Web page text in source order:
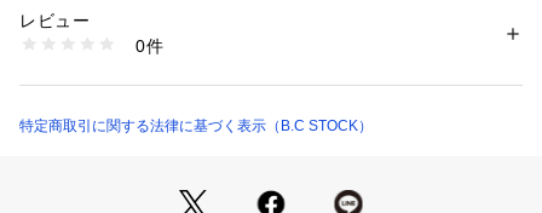
軽やかな見た目で、シーズンの変わり目にも使いやすい一着で
ポリエステルをベースにした機能素材を使用し、軽量で扱いや
洗濯：本体:洗濯機洗い（弱）
※詳しい洗濯方法については、商品の品質表示タグをご覧ください
26070720132010 （ショップ）
レビュー
0件
特定商取引に関する法律に基づく表示（B.C STOCK）